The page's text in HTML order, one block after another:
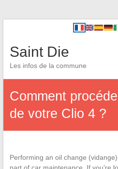
Saint Die
Les infos de la commune
Comment
de votre Clio 4 ?
Performing an oil change